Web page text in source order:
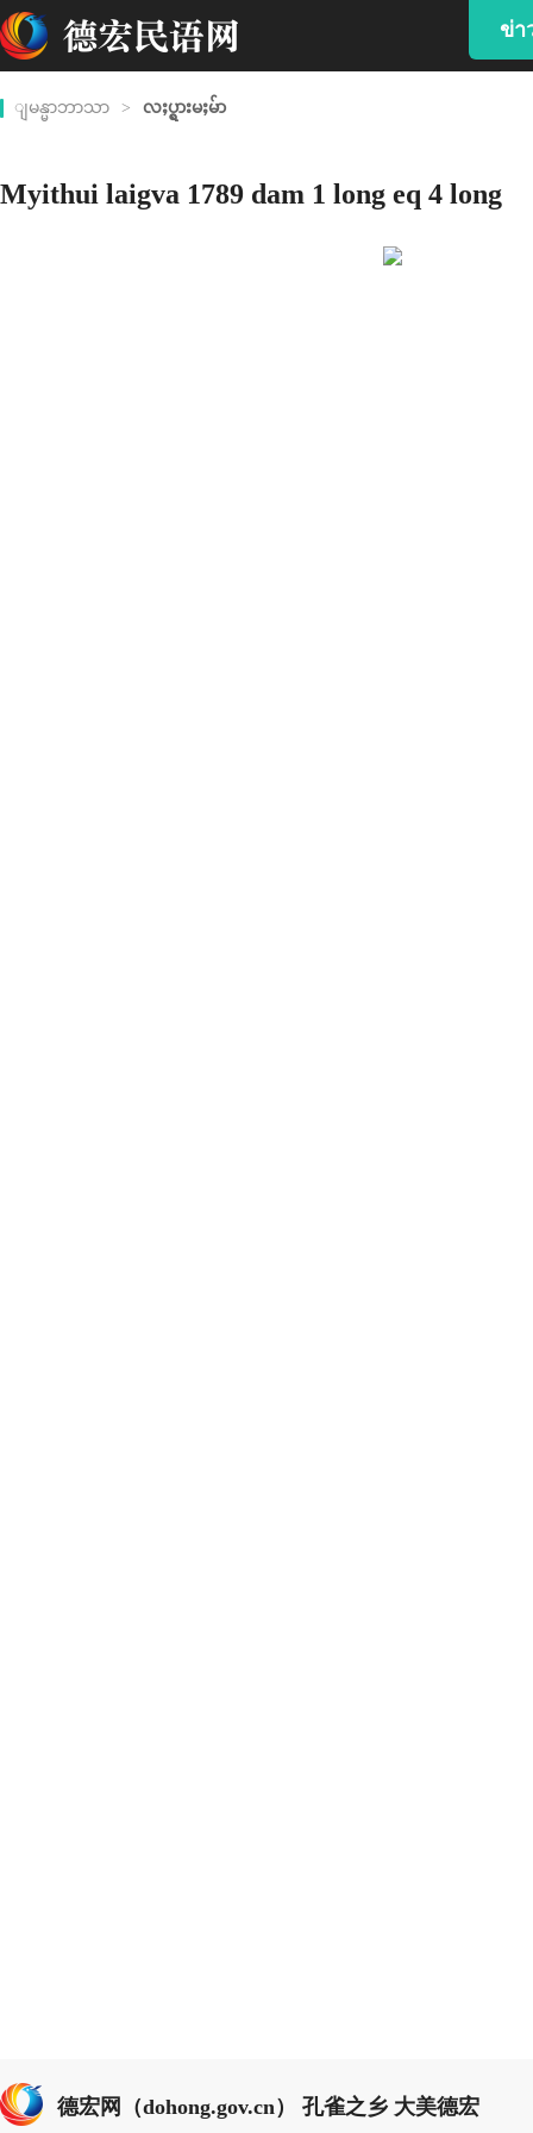
ข่า
ျမန္မာဘာသာ > လႈပ္ရွားမႈမ်ာ
Myithui laigva 1789 dam 1 long eq 4 long
德宏网（dohong.gov.cn） 孔雀之乡 大美德宏